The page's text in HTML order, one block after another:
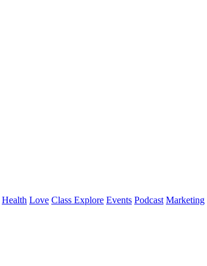
Health Love Class Explore Events Podcast Marketing